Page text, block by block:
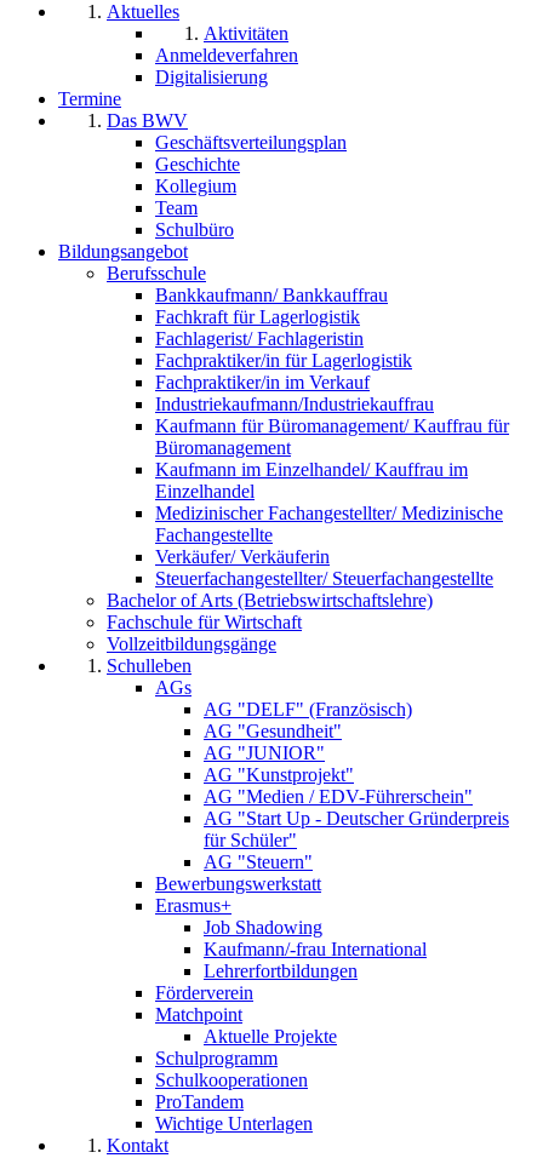
Aktuelles
Aktivitäten
Anmeldeverfahren
Digitalisierung
Termine
Das BWV
Geschäftsverteilungsplan
Geschichte
Kollegium
Team
Schulbüro
Bildungsangebot
Berufsschule
Bankkaufmann/ Bankkauffrau
Fachkraft für Lagerlogistik
Fachlagerist/ Fachlageristin
Fachpraktiker/in für Lagerlogistik
Fachpraktiker/in im Verkauf
Industriekaufmann/Industriekauffrau
Kaufmann für Büromanagement/ Kauffrau für
Büromanagement
Kaufmann im Einzelhandel/ Kauffrau im
Einzelhandel
Medizinischer Fachangestellter/ Medizinische
Fachangestellte
Verkäufer/ Verkäuferin
Steuerfachangestellter/ Steuerfachangestellte
Bachelor of Arts (Betriebswirtschaftslehre)
Fachschule für Wirtschaft
Vollzeitbildungsgänge
Schulleben
AGs
AG "DELF" (Französisch)
AG "Gesundheit"
AG "JUNIOR"
AG "Kunstprojekt"
AG "Medien / EDV-Führerschein"
AG "Start Up - Deutscher Gründerpreis
für Schüler"
AG "Steuern"
Bewerbungswerkstatt
Erasmus+
Job Shadowing
Kaufmann/-frau International
Lehrerfortbildungen
Förderverein
Matchpoint
Aktuelle Projekte
Schulprogramm
Schulkooperationen
ProTandem
Wichtige Unterlagen
Kontakt